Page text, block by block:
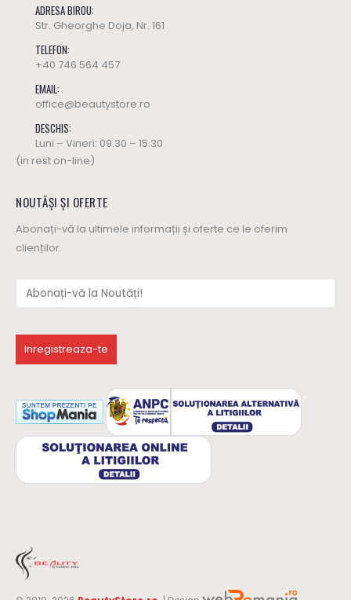
ADRESA BIROU:
Str. Gheorghe Doja, Nr. 161
TELEFON:
+40 746 564 457
EMAIL:
office@beautystore.ro
DESCHIS:
Luni – Vineri: 09.30 – 15.30
(in rest on-line)
NOUTĂȘI ȘI OFERTE
Abonați-vă la ultimele informații și oferte ce le oferim
clienților.